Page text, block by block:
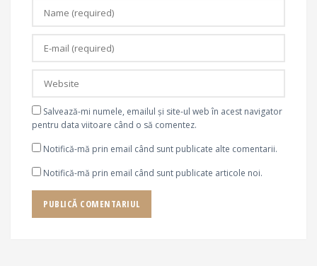
Salvează-mi numele, emailul și site-ul web în acest navigator
pentru data viitoare când o să comentez.
Notifică-mă prin email când sunt publicate alte comentarii.
Notifică-mă prin email când sunt publicate articole noi.